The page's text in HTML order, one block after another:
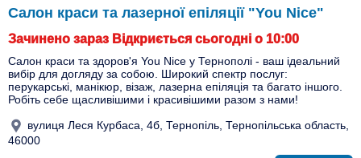
Салон краси та лазерної епіляції "You Nice"
Зачинено зараз Відкриється сьогодні о 10:00
Салон краси та здоров'я You Nice у Тернополі - ваш ідеальний
вибір для догляду за собою. Широкий спектр послуг:
перукарські, манікюр, візаж, лазерна епіляція та багато іншого.
Робіть себе щасливішими і красивішими разом з нами!
вулиця Леся Курбаса, 4б, Тернопіль, Тернопільська область,
46000